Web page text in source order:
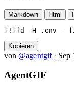
Markdown Html
[![fd -H .env —
Kopieren
von @agentgif · Sep
AgentGIF